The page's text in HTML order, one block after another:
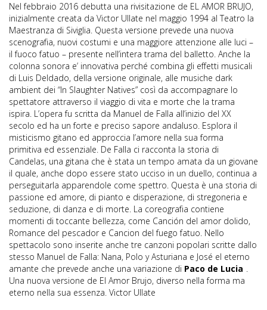
Nel febbraio 2016 debutta una rivisitazione de EL AMOR BRUJO,
inizialmente creata da Victor Ullate nel maggio 1994 al Teatro la
Maestranza di Siviglia. Questa versione prevede una nuova
scenografia, nuovi costumi e una maggiore attenzione alle luci –
il fuoco fatuo – presente nell’intera trama del balletto. Anche la
colonna sonora e’ innovativa perché combina gli effetti musicali
di Luis Deldado, della versione originale, alle musiche dark
ambient dei “In Slaughter Natives” così da accompagnare lo
spettatore attraverso il viaggio di vita e morte che la trama
ispira. L’opera fu scritta da Manuel de Falla all’inizio del XX
secolo ed ha un forte e preciso sapore andaluso. Esplora il
misticismo gitano ed approccia l’amore nella sua forma
primitiva ed essenziale. De Falla ci racconta la storia di
Candelas, una gitana che è stata un tempo amata da un giovane
il quale, anche dopo essere stato ucciso in un duello, continua a
perseguitarla apparendole come spettro. Questa è una storia di
passione ed amore, di pianto e disperazione, di stregoneria e
seduzione, di danza e di morte. La coreografia contiene
momenti di toccante bellezza, come Canción del amor dolido,
Romance del pescador e Cancion del fuego fatuo. Nello
spettacolo sono inserite anche tre canzoni popolari scritte dallo
stesso Manuel de Falla: Nana, Polo y Asturiana e José el eterno
amante che prevede anche una variazione di Paco de Lucia .
Una nuova versione de El Amor Brujo, diverso nella forma ma
eterno nella sua essenza. Victor Ullate